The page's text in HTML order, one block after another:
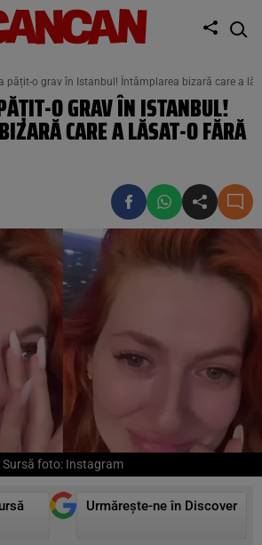
pățit-o grav în Istanbul! Întâmplarea bizară care a
O GRAV ÎN ISTANBUL!
CARE A LĂSAT-O FĂRĂ
Sursă foto: Instagram
Urmărește-ne în Discover